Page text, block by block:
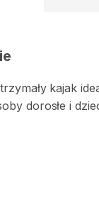
kajak
dorosłe i